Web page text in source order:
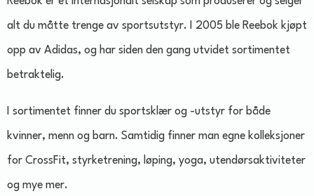
alt du måtte trenge av sportsutstyr. I 2005 ble Reebok kjøpt
opp av Adidas, og har siden den gang utvidet sortimentet
betraktelig.
I sortimentet finner du sportsklær og -utstyr for både
kvinner, menn og barn. Samtidig finner man egne kolleksjoner
for CrossFit, styrketrening, løping, yoga, utendørsaktiviteter
og mye mer.